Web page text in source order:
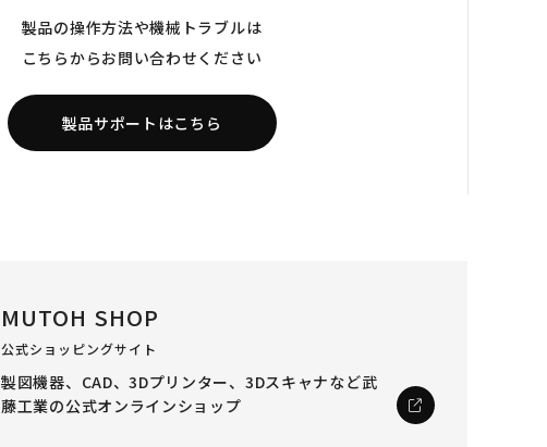
製品の操作方法や機械トラブルは
こちらからお問い合わせください
製品サポートはこちら
MUTOH SHOP
公式ショッピングサイト
製図機器、CAD、3Dプリンター、3Dスキャナなど武
藤工業の公式オンラインショップ